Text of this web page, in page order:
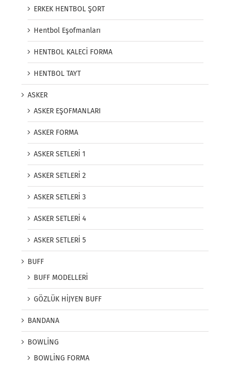
ERKEK HENTBOL ŞORT
Hentbol Eşofmanları
HENTBOL KALECİ FORMA
HENTBOL TAYT
ASKER
ASKER EŞOFMANLARI
ASKER FORMA
ASKER SETLERİ 1
ASKER SETLERİ 2
ASKER SETLERİ 3
ASKER SETLERİ 4
ASKER SETLERİ 5
BUFF
BUFF MODELLERİ
GÖZLÜK HİJYEN BUFF
BANDANA
BOWLİNG
BOWLİNG FORMA